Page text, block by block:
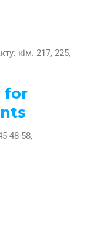
кім. 217, 225,
for
48-58,